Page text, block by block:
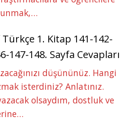
Türkçe 1. Kitap 141-142-
147-148. Sayfa Cevapları
düşününüz. Hangi
isterdiniz? Anlatınız.
olsaydım, dostluk ve